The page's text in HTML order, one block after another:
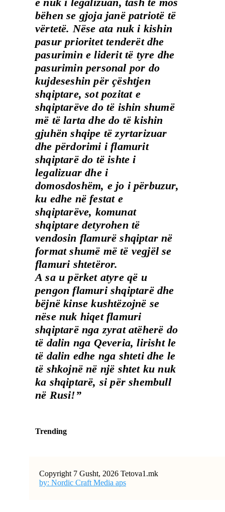
bëhen se gjoja janë patriotë të
vërtetë. Nëse ata nuk i kishin
pasur prioritet tenderët dhe
pasurimin e liderit të tyre dhe
pasurimin personal por do
kujdeseshin për çështjen
shqiptare, sot pozitat e
shqiptarëve do të ishin shumë
më të larta dhe do të kishin
gjuhën shqipe të zyrtarizuar
dhe përdorimi i flamurit
shqiptarë do të ishte i
legalizuar dhe i
domosdoshëm, e jo i përbuzur,
ku edhe në festat e
shqiptarëve, komunat
shqiptare detyrohen të
vendosin flamurë shqiptar në
format shumë më të vegjël se
flamuri shtetëror.
A sa u përket atyre që u
pengon flamuri shqiptarë dhe
bëjnë kinse kushtëzojnë se
nëse nuk hiqet flamuri
shqiptarë nga zyrat atëherë do
të dalin nga Qeveria, lirisht le
të dalin edhe nga shteti dhe le
të shkojnë në një shtet ku nuk
ka shqiptarë, si për shembull
në Rusi!”
Trending
Copyright 7 Gusht, 2026 Tetova1.mk
by: Nordic Craft Media aps